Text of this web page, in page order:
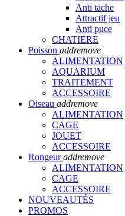
Anti tache
Attractif jeu
Anti puce
CHATIERE
Poisson addremove
ALIMENTATION
AQUARIUM
TRAITEMENT
ACCESSOIRE
Oiseau addremove
ALIMENTATION
CAGE
JOUET
ACCESSOIRE
Rongeur addremove
ALIMENTATION
CAGE
ACCESSOIRE
NOUVEAUTÉS
PROMOS